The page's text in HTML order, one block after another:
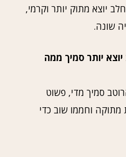
יוצא מתוק יותר וקרמי,
שונה.
יותר סמיך ממה
סמיך מדי, פשוט
וחממו שוב כדי